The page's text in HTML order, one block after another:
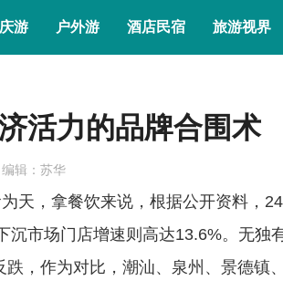
游 户外游 酒店民宿 旅游视界
活力的品牌合围术
编辑：苏华
天，拿餐饮来说，根据公开资料，
沉市场门店增速则高达13.6%。无独
，作为对比，潮汕、泉州、景德镇